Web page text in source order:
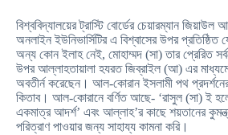
বিশ্ববিদ্যালয়ের ট্রাস্টি বোর্ডের চেয়ারম্যান
অনলাইন ইউনিভার্সিটির এ বিশ্বাসের উপর প্রতিষ্ঠিত
অন্য কোন ইলাহ নেই, মোহাম্মদ (সা) তার প্রেরিত
উপর আল্লাহতায়ালা হযরত জিব্রাইল (আ) এর
অবতীর্ন করেছেন। আল-কোরান ইসলামী পথ প্রদর্শনের
কিতাব। আল-কোরানে বর্ণিত আছে- ‘রাসুল (সা) ই
একমাত্র আদর্শ’ এবং আল্লাহ’র কাছে শয়তানের
পরিত্রাণ পাওয়ার জন্য সাহায্য কামনা করি।